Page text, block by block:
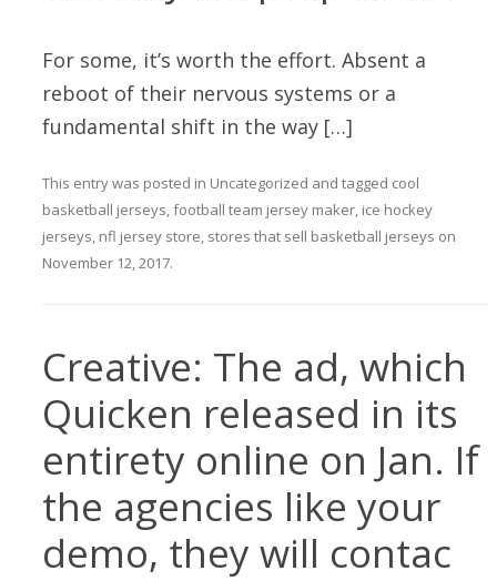
For some, it’s worth the effort. Absent a
reboot of their nervous systems or a
fundamental shift in the way […]
This entry was posted in Uncategorized and tagged cool
basketball jerseys,football team jersey maker, ice hockey
jerseys, nfl jersey store, stores that sell basketball jerseys on
November 12, 2017.
Creative: The ad, which
Quicken released in its
entirety online on Jan. If
the agencies like your
demo, they will contac